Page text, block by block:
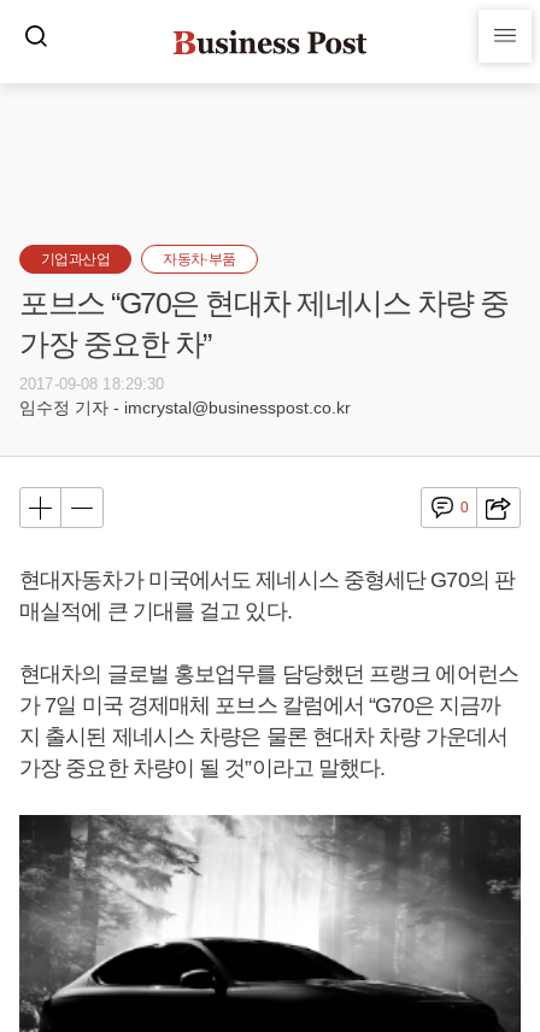
기업과산업 자동차·부품
포브스 “G70은 현대차 제네시스 차량 중
가장 중요한 차”
2017-09-08 18:29:30
임수정 기자 - imcrystal@businesspost.co.kr
0
현대자동차가 미국에서도 제네시스 중형세단 G70의 판
매실적에 큰 기대를 걸고 있다.
현대차의 글로벌 홍보업무를 담당했던 프랭크 에어런스
가 7일 미국 경제매체 포브스 칼럼에서 “G70은 지금까
지 출시된 제네시스 차량은 물론 현대차 차량 가운데서
가장 중요한 차량이 될 것”이라고 말했다.